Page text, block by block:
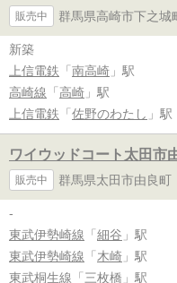
販売中 群馬県高崎市下之城
新築
上信電鉄 「 南高崎 」駅
高崎線 「 高崎 」駅
上信電鉄 「 佐野のわたし 」駅
ワイウッドコート太田市
販売中 群馬県太田市由良町
-
東武伊勢崎線 「 細谷 」駅
東武伊勢崎線 「 木崎 」駅
東武桐生線 「 三枚橋 」駅